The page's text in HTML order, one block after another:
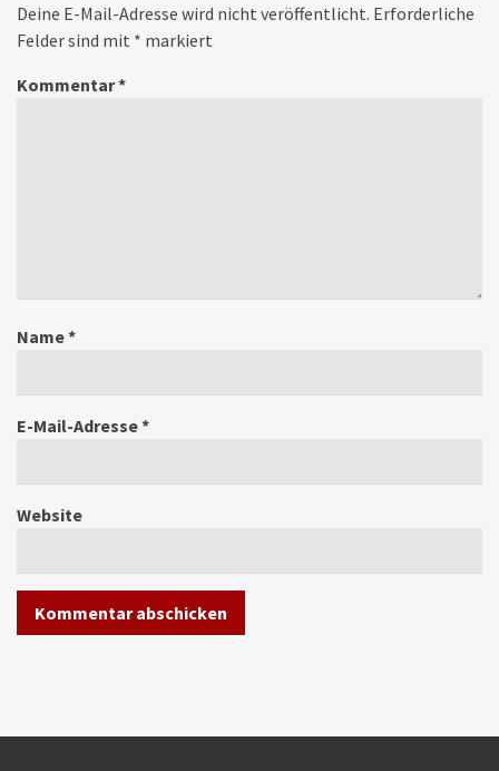
Deine E-Mail-Adresse wird nicht veröffentlicht. Erforderliche
Felder sind mit * markiert
Kommentar*
Name*
E-Mail-Adresse*
Website